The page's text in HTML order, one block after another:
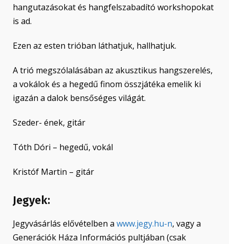
hangutazásokat és hangfelszabadító workshopokat
is ad.
Ezen az esten trióban láthatjuk, hallhatjuk.
A trió megszólalásában az akusztikus hangszerelés,
a vokálok és a hegedű finom összjátéka emelik ki
igazán a dalok bensőséges világát.
Szeder- ének, gitár
Tóth Dóri – hegedű, vokál
Kristóf Martin – gitár
Jegyek:
Jegyvásárlás elővételben a www.jegy.hu-n, vagy a
Generációk Háza Információs pultjában (csak